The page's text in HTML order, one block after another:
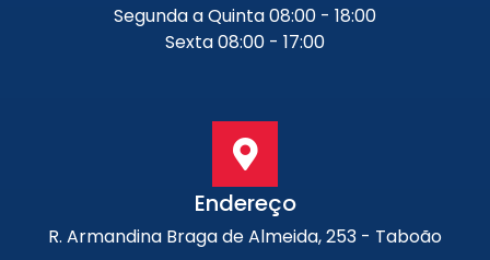
Segunda a Quinta 08:00 - 18:00
Sexta 08:00 - 17:00
Endereço
R. Armandina Braga de Almeida, 253 - Taboão